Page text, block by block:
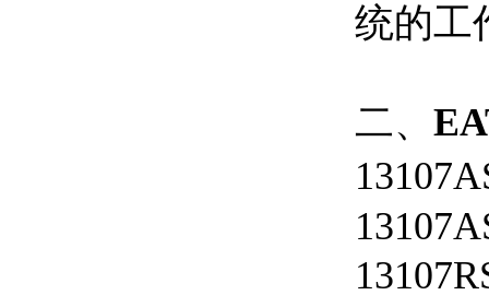
统的工
二、